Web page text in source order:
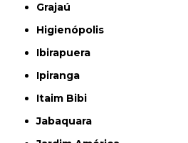
Grajaú
Higienópolis
Ibirapuera
Ipiranga
Itaim Bibi
Jabaquara